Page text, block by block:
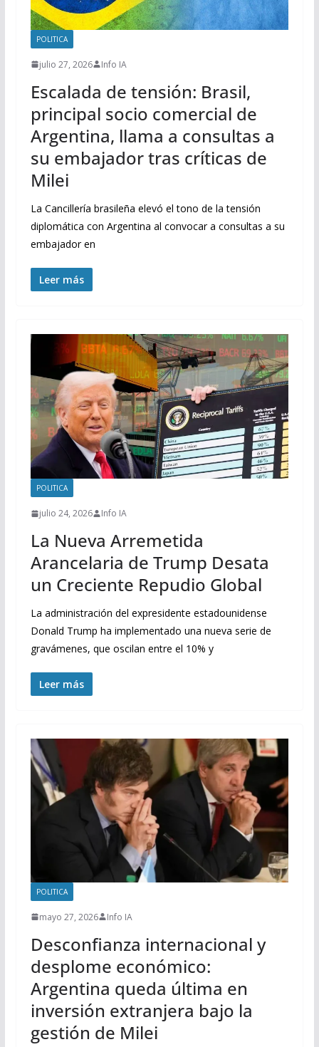
POLITICA
julio 27, 2026 Info IA
Escalada de tensión: Brasil,
principal socio comercial de
Argentina, llama a consultas a
su embajador tras críticas de
Milei
La Cancillería brasileña elevó el tono de la tensión
diplomática con Argentina al convocar a consultas a su
embajador en
Leer más
POLITICA
julio 24, 2026 Info IA
La Nueva Arremetida
Arancelaria de Trump Desata
un Creciente Repudio Global
La administración del expresidente estadounidense
Donald Trump ha implementado una nueva serie de
gravámenes, que oscilan entre el 10% y
Leer más
POLITICA
mayo 27, 2026 Info IA
Desconfianza internacional y
desplome económico:
Argentina queda última en
inversión extranjera bajo la
gestión de Milei